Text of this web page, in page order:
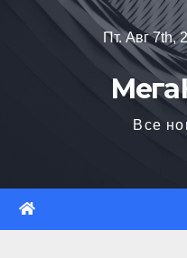
Пт. Авг 7th,
Все